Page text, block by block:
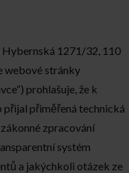
Hybernská 1271/32, 110
webové stránky
prohlašuje, že k
přiměřená technická
zpracování
systém
a jakýchkoli otázek ze